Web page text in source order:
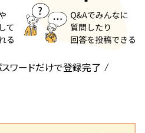
スワードだけで登録完了